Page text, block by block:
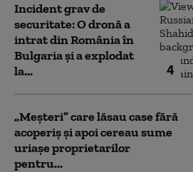
4
Incident grav de
securitate: O dronă a
intrat din România în
Bulgaria şi a explodat
la...
„Meșteri” care lăsau case fără
acoperiș și apoi cereau sume
uriașe proprietarilor
pentru...